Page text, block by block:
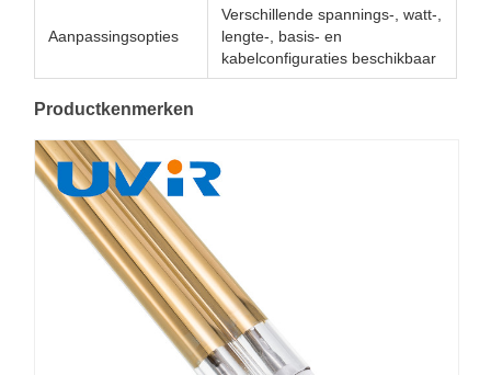
Aanpassingsopties
Verschillende spannings-, watt-,
lengte-, basis- en
kabelconfiguraties beschikbaar
Productkenmerken